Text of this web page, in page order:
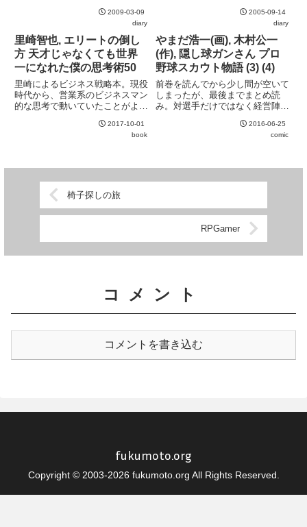
2009-03-09
diary
掲載規準を、WayBackMachine
2005-09-14
diary
里崎智也, エリートの倒し
方 天才じゃなくても世界
一になれた僕の思考術50
里崎によるビジネス戦略本。現役
時代から、営業系のビジネスマン
的な思考で動いていたことがよく
が、自己啓発本としてみれば良い
出来。ファンならもちろん買い。
2017-10-01
book
やまだ浩一(画), 木村公一
(作), 隠し球ガンさん プロ
野球スカウト物語 (3) (4)
前巻を読んでから少し間が空いて
しまったが、最後までまとめ読
み。対選手だけではなく経営陣と
扱ったりと様々に話を広げてきた
が、最後はやや尻切れ気味の終
2016-06-25
comic
椅子探しの旅
RPGamer
コメント
コメントを書き込む
fukumoto.org
Copyright © 2003-2026 fukumoto.org All Rights Reserved.